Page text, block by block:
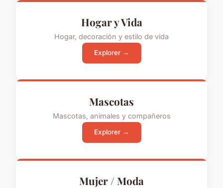
Hogar y Vida
Hogar, decoración y estilo de vida
Explorer →
Mascotas
Mascotas, animales y compañeros
Explorer →
Mujer / Moda